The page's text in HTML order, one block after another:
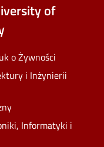
of
o Żywności
i Inżynierii
Informatyki i